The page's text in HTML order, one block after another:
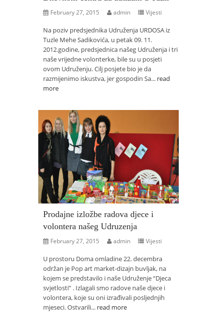
February 27, 2015 admin Vijesti
Na poziv predsjednika Udruženja URDOSA iz
Tuzle Mehe Sadikovića, u petak 09. 11.
2012.godine, predsjednica našeg Udruženja i tri
naše vrijedne volonterke, bile su u posjeti
ovom Udruženju. Cilj posjete bio je da
razmijenimo iskustva, jer gospodin Sa... read
more
Prodajne izložbe radova djece i
volontera našeg Udruzenja
February 27, 2015 admin Vijesti
U prostoru Doma omladine 22. decembra
održan je Pop art market-dizajn buvljak, na
kojem se predstavilo i naše Udruženje “Djeca
svjetlosti” . Izlagali smo radove naše djece i
volontera, koje su oni izrađivali posljednjih
mjeseci. Ostvarili... read more